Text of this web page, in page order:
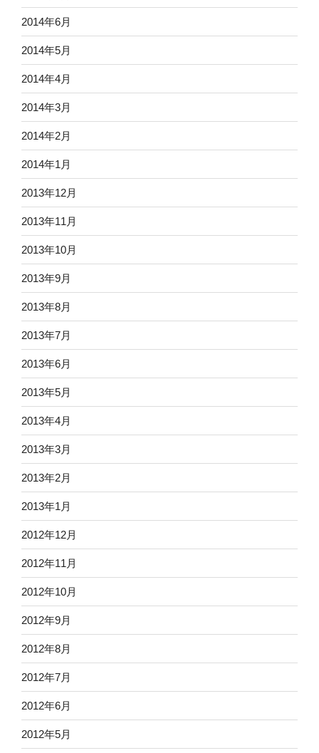
2014年6月
2014年5月
2014年4月
2014年3月
2014年2月
2014年1月
2013年12月
2013年11月
2013年10月
2013年9月
2013年8月
2013年7月
2013年6月
2013年5月
2013年4月
2013年3月
2013年2月
2013年1月
2012年12月
2012年11月
2012年10月
2012年9月
2012年8月
2012年7月
2012年6月
2012年5月